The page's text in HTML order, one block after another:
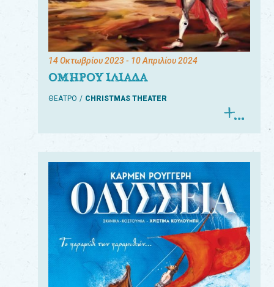
14 Οκτωβρίου 2023- 10 Απριλίου 2024
ΟΜΗΡΟΥ ΙΛΙΑΔΑ
ΘΕΑΤΡΟ CHRISTMAS THEATER